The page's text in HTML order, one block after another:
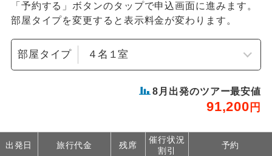
「予約する」ボタンのタップで申込画面に進みます。
部屋タイプを変更すると表示料金が変わります。
部屋タイプ
8 月出発のツアー最安値
91,200 円
出発日 旅行代金 残席
催行状況
割引
予約